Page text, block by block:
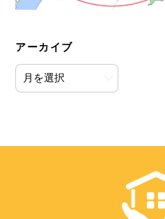
アーカイブ
ア
ー
ブ